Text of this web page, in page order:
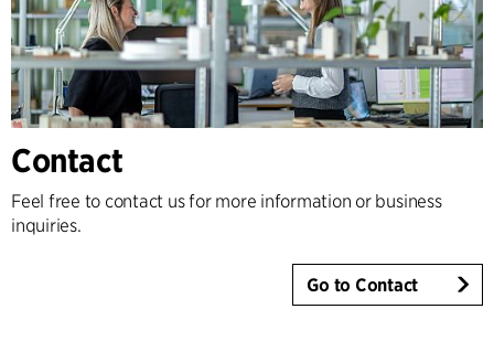
Contact
Feel free to contact us for more information or business
inquiries.
Go to Contact